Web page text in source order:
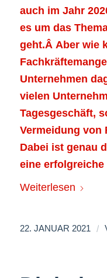
auch im Jahr
es um das
geht.Â Aber wie
Unternehmen
vielen
Tagesgeschäft,
Vermeidung von
Dabei ist genau
eine erfolgreiche
Weiterlesen
22. JANUAR 2021 /